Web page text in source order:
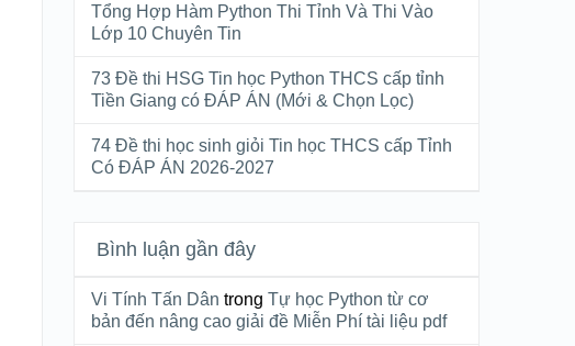
Tổng Hợp Hàm Python Thi Tỉnh Và Thi Vào
Lớp 10 Chuyên Tin
73 Đề thi HSG Tin học Python THCS cấp tỉnh
Tiền Giang có ĐÁP ÁN (Mới & Chọn Lọc)
74 Đề thi học sinh giỏi Tin học THCS cấp Tỉnh
Có ĐÁP ÁN 2026-2027
Bình luận gần đây
Vi Tính Tấn Dân trongTự học Python từ cơ
bản đến nâng cao giải đề Miễn Phí tài liệu pdf